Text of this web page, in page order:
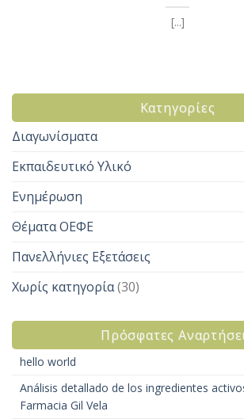
[...]
Kατηγορίες
Διαγωνίσματα
Εκπαιδευτικό Υλικό
Ενημέρωση
Θέματα ΟΕΦΕ
Πανελλήνιες Εξετάσεις
Χωρίς κατηγορία(30)
Πρόσφατες
hello world
Análisis detallado de los ingredientes
Farmacia Gil Vela